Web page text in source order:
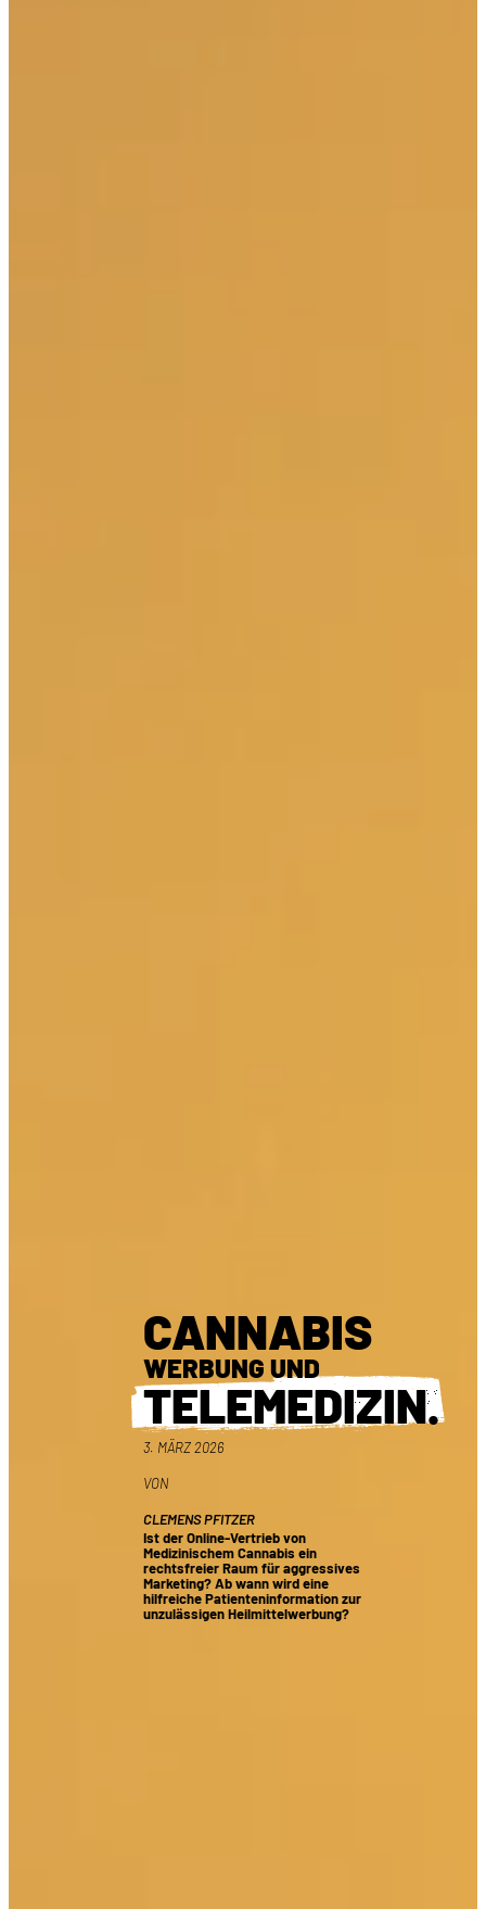
CANNABIS
WERBUNG UND
TELEMEDIZIN.
3. MÄRZ 2026
VON
CLEMENS PFITZER
Ist der Online-Vertrieb von
Medizinischem Cannabis ein
rechtsfreier Raum für aggressives
Marketing? Ab wann wird eine
hilfreiche Patienteninformation zur
unzulässigen Heilmittelwerbung?